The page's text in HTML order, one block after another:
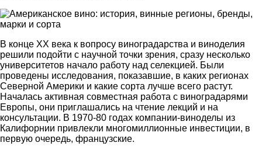
В конце XX века к вопросу виноградарства и виноделия
решили подойти с научной точки зрения, сразу несколько
университетов начало работу над селекцией. Были
проведены исследования, показавшие, в каких регионах
Северной Америки и какие сорта лучше всего растут.
Началась активная совместная работа с виноградарями
Европы, они приглашались на чтение лекций и на
консультации. В 1970-80 годах компании-виноделы из
Калифорнии привлекли многомиллионные инвестиции, в
первую очередь, французские.